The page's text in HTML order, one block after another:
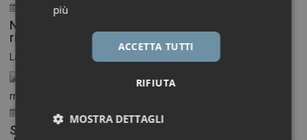
30 Luglio 2026
Neuroinfiammazione, fino a 50 mila euro per
ricercatori under 40
La Fondazione Francesco della Valle ETS apre le...
17 Luglio 2026
Stati Uniti: nasce il primo festival del cinema
più
ACCETTA TUTTI
RIFIUTA
MOSTRA DETTAGLI